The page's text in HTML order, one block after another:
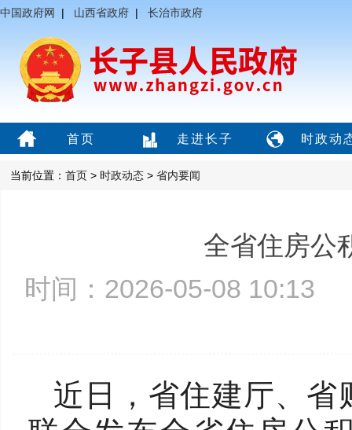
中国政府网 | 山西省政府 | 长治市政府
首页 走进长子 时政动
当前位置： 首页 > 时政动态 > 省内要闻
全省住房公
时间：2026-05-08
近日，省住建厅、省